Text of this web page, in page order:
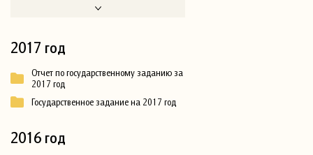
2017 год
Отчет по государственному заданию за
2017 год
Государственное задание на 2017 год
2016 год